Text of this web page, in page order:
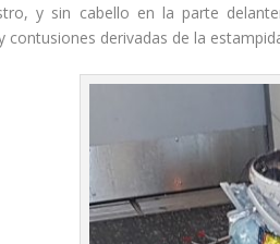
y sin cabello en la parte
derivadas de la